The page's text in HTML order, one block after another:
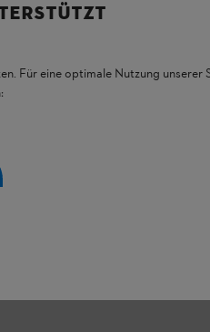
Für eine optimale Nutzung unserer